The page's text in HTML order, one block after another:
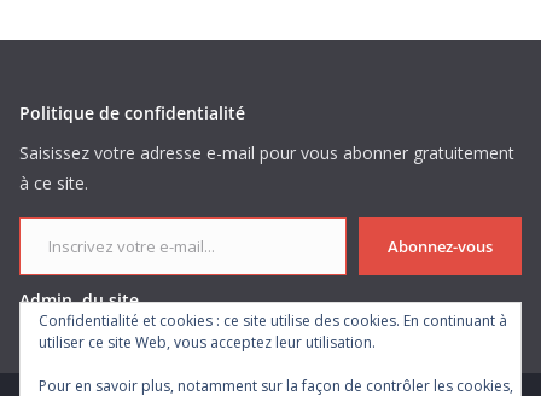
Politique de confidentialité
Saisissez votre adresse e-mail pour vous abonner gratuitement
à ce site.
Inscrivez votre e-mail...
Abonnez-vous
Admin. du site
Confidentialité et cookies : ce site utilise des cookies. En continuant à
utiliser ce site Web, vous acceptez leur utilisation.
Pour en savoir plus, notamment sur la façon de contrôler les cookies,